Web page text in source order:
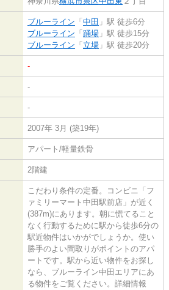
ブルーライン 「 中田 」駅 徒歩6分
ブルーライン 「 踊場 」駅 徒歩15分
ブルーライン 「 立場 」駅 徒歩20分
-
-
-
2007年 3月 (築19年)
アパート/軽量鉄骨
2階建
こだわり条件の定番。コンビニ「フ
ァミリーマート中田駅前店」が近く
(387m)にあります。朝に慌てること
なく行動するために駅から徒歩6分の
駅近物件はいかがでしょうか。使い
勝手のよい間取りがポイントのアパ
ートです。駅から近い物件をお探し
なら、ブルーライン中田エリアにあ
る物件をご覧ください。詳細情報